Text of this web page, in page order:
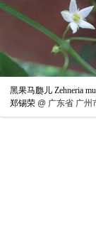
黑果马瓟儿 Zehneria
郑锡荣 @ 广东省 广州